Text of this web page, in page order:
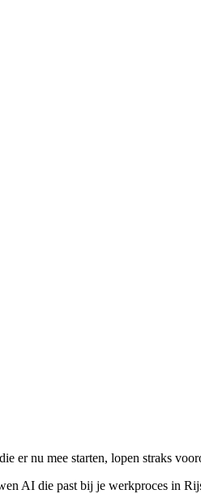
er nu mee starten, lopen straks
AI die past bij je werkproces in